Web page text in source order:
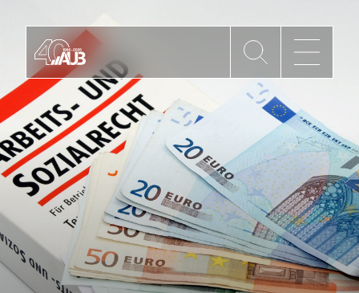
Die AUB
Mitgliedschaft
AUB Videos
Aktuelles